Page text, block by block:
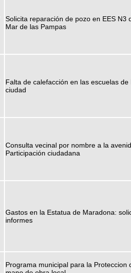
Solicita reparación de pozo en EES N3
Mar de las Pampas
Falta de calefacción en las escuelas de
ciudad
Consulta vecinal por nombre a la
Participación ciudadana
Gastos en la Estatua de Maradona:
informes
Programa municipal para la Proteccion